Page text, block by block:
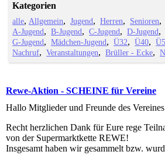
Kategorien
alle Allgemein Jugend Herren Senioren
A-Jugend
B-Jugend C-Jugend D-Jugend
G-Jugend
Mädchen-Jugend Ü32 Ü40
Nachruf
Veranstaltungen Brüller - Ecke
Rewe-Aktion - SCHEINE für Vereine
Hallo Mitglieder und Freunde des
Recht herzlichen Dank für Eure rege
von der Supermarktkette REWE!
Insgesamt haben wir gesammelt bzw.